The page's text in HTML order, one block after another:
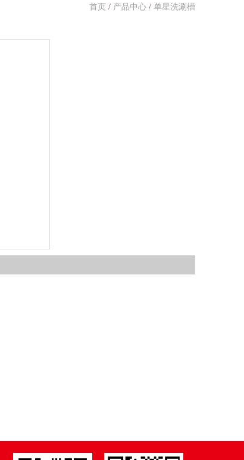
首页 / 产品中心 / 单星洗涮槽